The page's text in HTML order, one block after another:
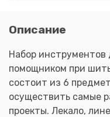
Описание
Набор инструментов
помощником при
состоит из 6
осуществить самые
проекты. Лекало,